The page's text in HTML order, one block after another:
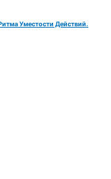
Уместости Действий.